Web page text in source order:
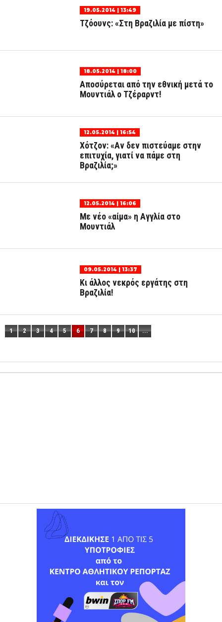
19.05.2014 | 13:49
Τζόουνς: «Στη Βραζιλία με πίστη»
18.05.2014 | 18:00
Αποσύρεται από την εθνική μετά το
Μουντιάλ ο Τζέραρντ!
12.05.2014 | 16:54
Χότζον: «Αν δεν πιστεύαμε στην
επιτυχία, γιατί να πάμε στη
Βραζιλία;»
12.05.2014 | 16:06
Με νέο «αίμα» η Αγγλία στο
Μουντιάλ
09.05.2014 | 13:37
Κι άλλος νεκρός εργάτης στη
Βραζιλία!
1 2 3 4 5 6 7 8 9 10 ...